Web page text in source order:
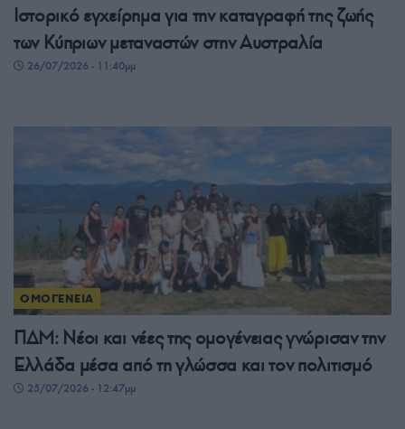
Ιστορικό εγχείρημα για την καταγραφή της ζωής
των Κύπριων μεταναστών στην Αυστραλία
26/07/2026 - 11:40μμ
ΟΜΟΓΕΝΕΙΑ
ΠΔΜ: Νέοι και νέες της ομογένειας γνώρισαν την
Ελλάδα μέσα από τη γλώσσα και τον πολιτισμό
25/07/2026 - 12:47μμ